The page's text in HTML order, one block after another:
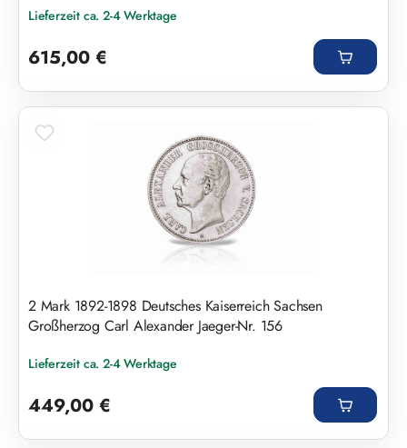
Lieferzeit ca. 2-4 Werktage
615,00 €
2 Mark 1892-1898 Deutsches Kaiserreich Sachsen
Großherzog Carl Alexander Jaeger-Nr. 156
Lieferzeit ca. 2-4 Werktage
449,00 €